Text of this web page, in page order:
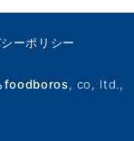
ーポリシー
foodboros, co, ltd.,